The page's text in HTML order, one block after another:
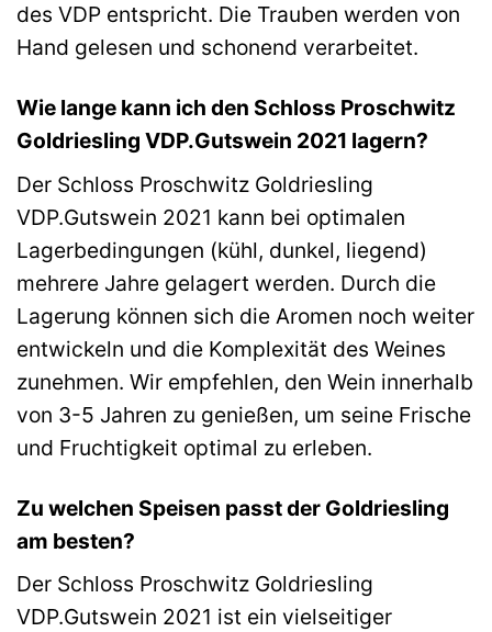
des VDP entspricht. Die Trauben werden von
Hand gelesen und schonend verarbeitet.
Wie lange kann ich den Schloss Proschwitz
Goldriesling VDP.Gutswein 2021 lagern?
Der Schloss Proschwitz Goldriesling
VDP.Gutswein 2021 kann bei optimalen
Lagerbedingungen (kühl, dunkel, liegend)
mehrere Jahre gelagert werden. Durch die
Lagerung können sich die Aromen noch weiter
entwickeln und die Komplexität des Weines
zunehmen. Wir empfehlen, den Wein innerhalb
von 3-5 Jahren zu genießen, um seine Frische
und Fruchtigkeit optimal zu erleben.
Zu welchen Speisen passt der Goldriesling
am besten?
Der Schloss Proschwitz Goldriesling
VDP.Gutswein 2021 ist ein vielseitiger